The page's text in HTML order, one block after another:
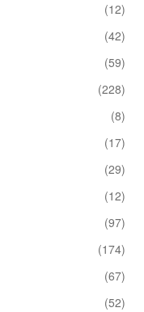
(12)
(42)
(59)
(228)
(8)
(17)
(29)
(12)
(97)
(174)
(67)
(52)